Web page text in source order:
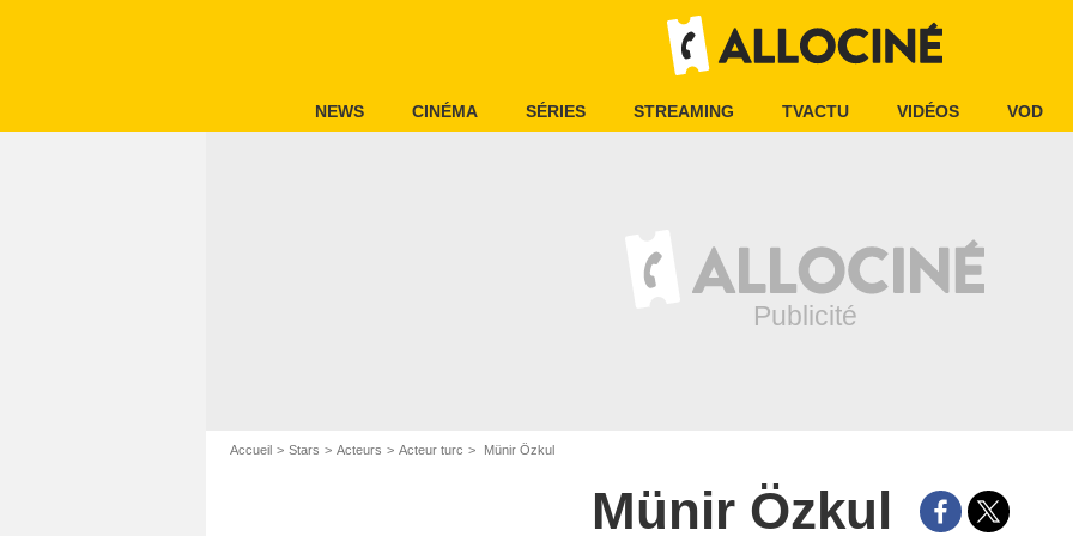
NEWS CINÉMA SÉRIES STREAMING TVACTU VIDÉOS VOD
Accueil Stars Acteurs Acteur turc Münir Özkul
Münir Özkul